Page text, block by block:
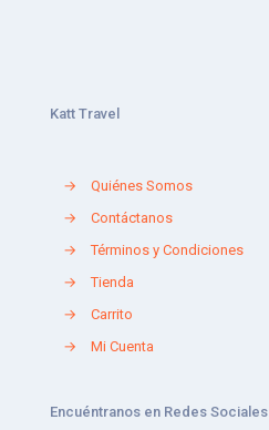
Katt Travel
→
Quiénes Somos
→
Contáctanos
→
Términos y Condiciones
→
Tienda
→
Carrito
→
Mi Cuenta
Encuéntranos en Redes Sociales